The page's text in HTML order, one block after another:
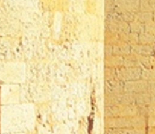
del año, ofrece a los pasajeros
a nuestro Club de
en "Mi viaje") o los que estén